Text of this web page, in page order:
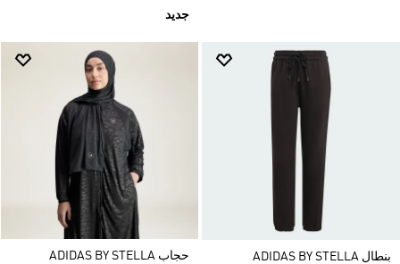
جديد
بنطال ADIDAS BY STELLA
حجاب ADIDAS BY STELLA